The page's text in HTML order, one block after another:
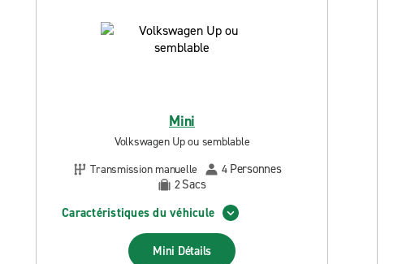
Mini
Volkswagen Up ou semblable
Transmission manuelle
4 Personnes
2Sacs
Caractéristiques du véhicule
Mini Détails